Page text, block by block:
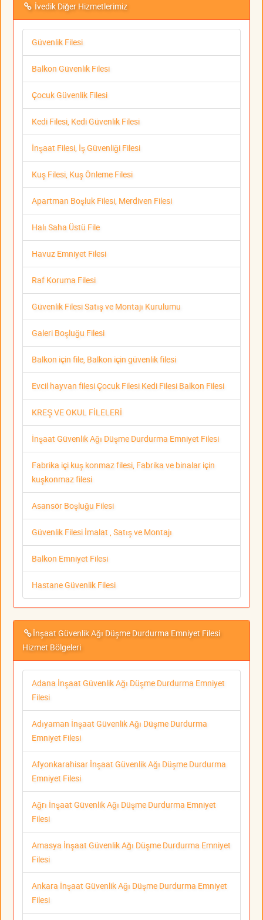
İvedik Diğer Hizmetlerimiz
Güvenlik Filesi
Balkon Güvenlik Filesi
Çocuk Güvenlik Filesi
Kedi Filesi, Kedi Güvenlik Filesi
İnşaat Filesi, İş Güvenliği Filesi
Kuş Filesi, Kuş Önleme Filesi
Apartman Boşluk Filesi, Merdiven Filesi
Halı Saha Üstü File
Havuz Emniyet Filesi
Raf Koruma Filesi
Güvenlik Filesi Satış ve Montajı Kurulumu
Galeri Boşluğu Filesi
Balkon için file, Balkon için güvenlik filesi
Evcil hayvan filesi Çocuk Filesi Kedi Filesi Balkon Filesi
KREŞ VE OKUL FİLELERİ
İnşaat Güvenlik Ağı Düşme Durdurma Emniyet Filesi
Fabrika içi kuş konmaz filesi, Fabrika ve binalar için
kuşkonmaz filesi
Asansör Boşluğu Filesi
Güvenlik Filesi İmalat , Satış ve Montajı
Balkon Emniyet Filesi
Hastane Güvenlik Filesi
İnşaat Güvenlik Ağı Düşme Durdurma Emniyet Filesi
Hizmet Bölgeleri
Adana İnşaat Güvenlik Ağı Düşme Durdurma Emniyet
Filesi
Adıyaman İnşaat Güvenlik Ağı Düşme Durdurma
Emniyet Filesi
Afyonkarahisar İnşaat Güvenlik Ağı Düşme Durdurma
Emniyet Filesi
Ağrı İnşaat Güvenlik Ağı Düşme Durdurma Emniyet
Filesi
Amasya İnşaat Güvenlik Ağı Düşme Durdurma Emniyet
Filesi
Ankara İnşaat Güvenlik Ağı Düşme Durdurma Emniyet
Filesi